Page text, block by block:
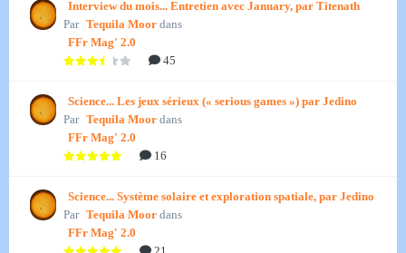
Interview du mois... Entretien avec January, par Titenath
Par Tequila Moor dans
FFr Mag' 2.0
45
Science... Les jeux sérieux (« serious games ») par Jedino
Par Tequila Moor dans
FFr Mag' 2.0
16
Science... Système solaire et exploration spatiale, par Jedino
Par Tequila Moor dans
FFr Mag' 2.0